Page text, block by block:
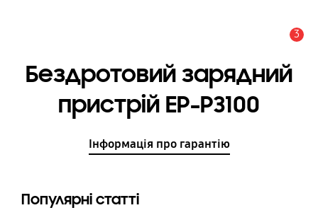
3
Бездротовий зарядний
пристрій EP-P3100
Інформація про гарантію
Популярні статті